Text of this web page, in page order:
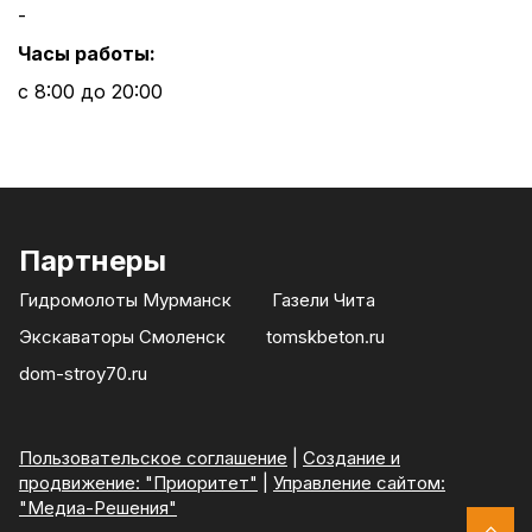
-
Часы работы:
с 8:00 до 20:00
Партнеры
Гидромолоты Мурманск
Газели Чита
Экскаваторы Смоленск
tomskbeton.ru
dom-stroy70.ru
Пользовательское соглашение
Создание и
продвижение: "Приоритет"
Управление сайтом:
"Медиа-Решения"